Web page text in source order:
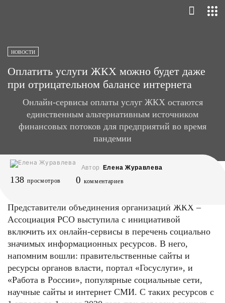
НОВОСТИ
Оплатить услуги ЖКХ можно будет даже
при отрицательном балансе интернета
Онлайн-сервисы оплаты услуг ЖКХ остаются
единственным альтернативным источником
финансовых потоков для предприятий во время
пандемии
Автор Елена Журавлева
138 просмотров 0 комментариев
Представители объединения организаций ЖКХ –
Ассоциация РСО выступила с инициативой
включить их онлайн-сервисы в перечень социально
значимых информационных ресурсов. В него,
напомним вошли: правительственные сайты и
ресурсы органов власти, портал «Госуслуги», и
«Работа в России», популярные социальные сети,
научные сайты и интернет СМИ. С таких ресурсов с